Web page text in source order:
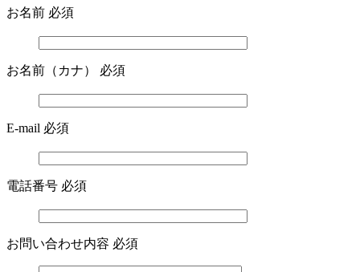
お名前 必須
お名前（カナ） 必須
E-mail 必須
電話番号 必須
お問い合わせ内容 必須